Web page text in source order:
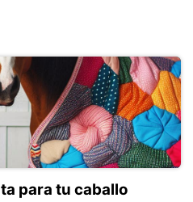
para tu caballo